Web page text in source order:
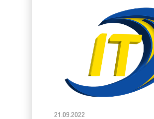
21.09.2022